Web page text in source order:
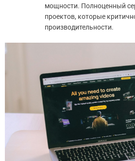
мощности. Полноценный
проектов, которые
производительности.